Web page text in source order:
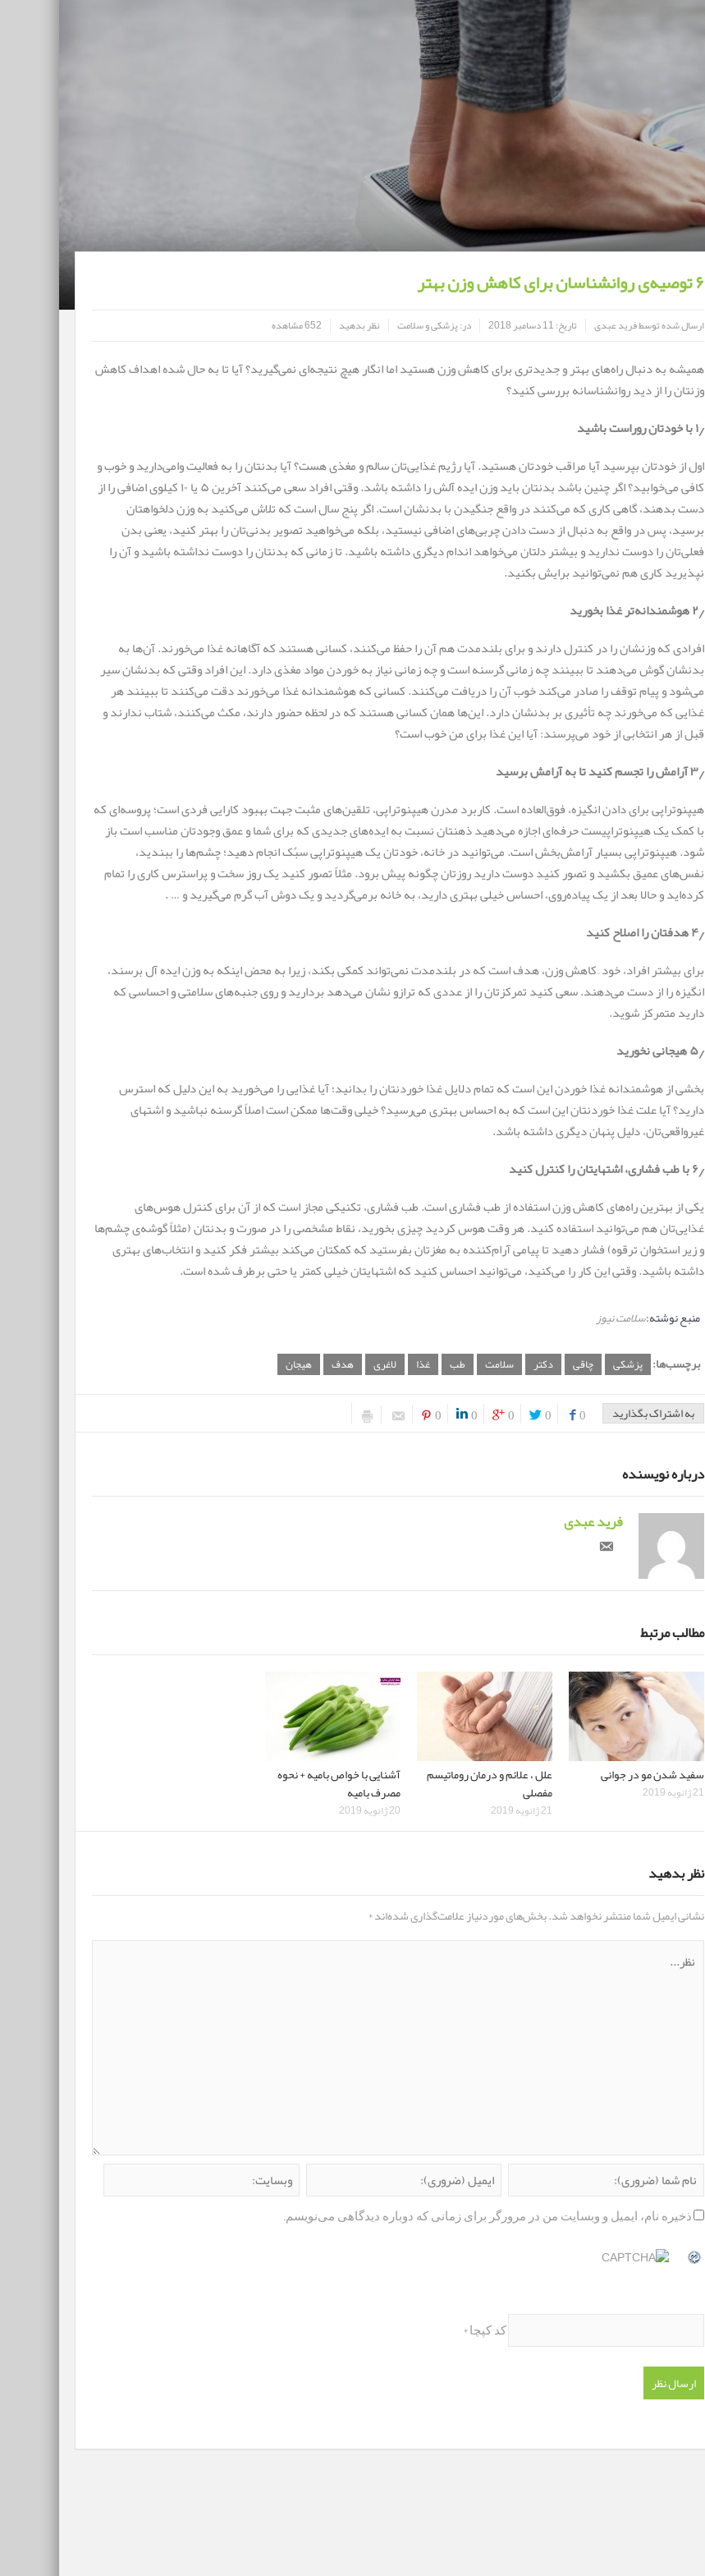
۶ توصیه‌ی روانشناسان برای کاهش وزن بهتر
ارسال شده توسطفرید عبدی تاریخ:11 دسامبر 2018 در:پزشکی و سلامت نظر بدهید 652 مشاهده
همیشه به دنبال راه‌های بهتر و جدیدتری برای کاهش وزن هستید اما انگار هیچ نتیجه‌ای نمی‌گیرید؟ آیا تا به حال شده اهداف کاهش
وزنتان را از دید روانشناسانه بررسی کنید؟
۱٫ با خودتان روراست باشید
اول از خودتان بپرسید آیا مراقب خودتان هستید. آیا رژیم غذایی‌تان سالم و مغذی هست؟ آیا بدنتان را به فعالیت وامی‌دارید و خوب و
کافی می‌خوابید؟ اگر چنین باشد بدنتان باید وزن ایده آلش را داشته باشد. وقتی افراد سعی می‌کنند آخرین ۵ یا ۱۰ کیلوی اضافی را از
دست بدهند، گاهی کاری که می‌کنند در واقع جنگیدن با بدنشان است. اگر پنج سال است که تلاش می‌کنید به وزن دلخواهتان
برسید، پس در واقع به دنبال از دست دادن چربی‌های اضافی نیستید، بلکه می‌خواهید تصویر بدنی‌تان را بهتر کنید، یعنی بدن
فعلی‌تان را دوست ندارید و بیشتر دلتان می‌خواهد اندام دیگری داشته باشید. تا زمانی که بدنتان را دوست نداشته باشید و آن را
نپذیرید کاری هم نمی‌توانید برایش بکنید.
۲٫ هوشمندانه‌تر غذا بخورید
افرادی که وزنشان را در کنترل دارند و برای بلندمدت هم آن را حفظ می‌کنند، کسانی هستند که آگاهانه غذا می‌خورند. آن‌ها به
بدنشان گوش می‌دهند تا ببینند چه زمانی گرسنه است و چه زمانی نیاز به خوردن مواد مغذی دارد. این افراد وقتی که بدنشان سیر
می‌شود و پیام توقف را صادر می‌کند خوب آن را دریافت می‌کنند. کسانی که هوشمندانه غذا می‌خورند دقت می‌کنند تا ببینند هر
غذایی که می‌خورند چه تأثیری بر بدنشان دارد. این‌ها همان کسانی هستند که در لحظه حضور دارند، مکث می‌کنند، شتاب ندارند و
قبل از هر انتخابی از خود می‌پرسند: آیا این غذا برای من خوب است؟
۳٫ آرامش را تجسم کنید تا به آرامش برسید
هیپنوتراپی برای دادن انگیزه، فوق‌العاده است. کاربرد مدرن هیپنوتراپی، تلقین‌های مثبت جهت بهبود کارایی فردی است؛ پروسه‌ای که
با کمک یک هیپنوتراپیست حرفه‌ای اجازه می‌دهید ذهنتان نسبت به ایده‌های جدیدی که برای شما و عمق وجودتان مناسب است باز
شود. هیپنوتراپی بسیار آرامش‌بخش است. می‌توانید در خانه، خودتان یک هیپنوتراپی سبُک انجام دهید؛ چشم‌ها را ببندید،
نفس‌های عمیق بکشید و تصور کنید دوست دارید روزتان چگونه پیش برود. مثلاً تصور کنید یک روز سخت و پراسترس کاری را تمام
کرده‌اید و حالا بعد از یک پیاده‌روی، احساس خیلی بهتری دارید، به خانه برمی‌گردید و یک دوش آب گرم می‌گیرید و … .
۴٫ هدفتان را اصلاح کنید
برای بیشتر افراد، خود ِ کاهش وزن، هدف است که در بلندمدت نمی‌تواند کمکی بکند، زیرا به محض اینکه به وزن ایده آل برسند،
انگیزه را از دست می‌دهند. سعی کنید تمرکزتان را از عددی که ترازو نشان می‌دهد بردارید و روی جنبه‌های سلامتی و احساسی که
دارید متمرکز شوید.
۵٫ هیجانی نخورید
بخشی از هوشمندانه غذا خوردن این است که تمام دلایل غذا خوردنتان را بدانید؛ آیا غذایی را می‌خورید به این دلیل که استرس
دارید؟ آیا علت غذا خوردنتان این است که به احساس بهتری می‌رسید؟ خیلی وقت‌ها ممکن است اصلاً گرسنه نباشید و اشتهای
غیرواقعی‌تان، دلیل پنهان دیگری داشته باشد.
۶٫ با طب فشاری، اشتهایتان را کنترل کنید
یکی از بهترین راه‌های کاهش وزن استفاده از طب فشاری است. طب فشاری، تکنیکی مجاز است که از آن برای کنترل هوس‌های
غذایی‌تان هم می‌توانید استفاده کنید. هر وقت هوس کردید چیزی بخورید، نقاط مشخصی را در صورت و بدنتان (مثلاً گوشه‌ی چشم‌ها
و زیر استخوان ترقوه) فشار دهید تا پیامی آرام‌کننده به مغزتان بفرستید که کمکتان می‌کند بیشتر فکر کنید و انتخاب‌های بهتری
داشته باشید. وقتی این کار را می‌کنید، می‌توانید احساس کنید که اشتهایتان خیلی کمتر یا حتی برطرف شده است.
منبع نوشته:سلامت نیوز
برچسب‌ها: پزشکی چاقی دکتر سلامت طب غذا لاغری هدف هیجان
به اشتراک بگذارید 0
0
0
0
0
درباره نویسنده
فرید عبدی
مطالب مرتبط
سفید شدن مو در جوانی
21 ژانویه 2019
علل ، علائم و درمان روماتیسم
مفصلی
21 ژانویه 2019
آشنایی با خواص بامیه + نحوه
مصرف بامیه
20 ژانویه 2019
نظر بدهید
نشانی ایمیل شما منتشر نخواهد شد.بخش‌های موردنیاز علامت‌گذاری شده‌اند*
ذخیره نام، ایمیل و وبسایت من در مرورگر برای زمانی که دوباره دیدگاهی می‌نویسم.
کد کپچا*